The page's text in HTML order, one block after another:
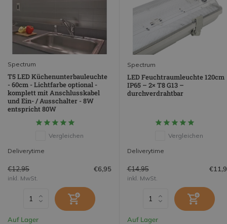
Spectrum
T5 LED Küchenunterbauleuchte
- 60cm - Lichtfarbe optional -
komplett mit Anschlusskabel
und Ein- / Ausschalter - 8W
entspricht 80W
Vergleichen
Deliverytime
€12,95 €6,95
inkl. MwSt.
Auf Lager
Spectrum
LED Feuchtraumleuchte 120cm
IP65 – 2× T8 G13 –
durchverdrahtbar
Vergleichen
Deliverytime
€14,95
inkl. MwSt.
Auf Lager